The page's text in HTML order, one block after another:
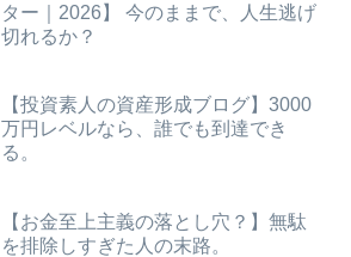
ター｜2026】 今のままで、人生逃げ
切れるか？
【投資素人の資産形成ブログ】3000
万円レベルなら、誰でも到達でき
る。
【お金至上主義の落とし穴？】無駄
を排除しすぎた人の末路。